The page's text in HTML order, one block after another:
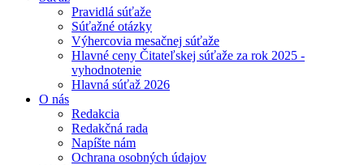
Pravidlá súťaže
Súťažné otázky
Výhercovia mesačnej súťaže
Hlavné ceny Čitateľskej súťaže za rok 2025 -
vyhodnotenie
Hlavná súťaž 2026
O nás
Redakcia
Redakčná rada
Napíšte nám
Ochrana osobných údajov